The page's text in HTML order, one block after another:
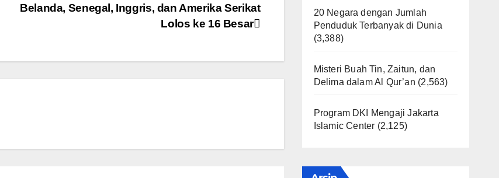
Belanda, Senegal, Inggris, dan Amerika Serikat
Lolos ke 16 Besar
20 Negara dengan Jumlah
Penduduk Terbanyak di Dunia
(3,388)
Misteri Buah Tin, Zaitun, dan
Delima dalam Al Qur’an (2,563)
Program DKI Mengaji Jakarta
Islamic Center (2,125)